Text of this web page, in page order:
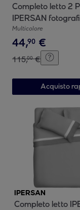
Completo letto 2
IPERSAN
Art Ventagli
Multicolore
44,90 €
115,00 €
Acquisto
IPERSAN
Completo letto